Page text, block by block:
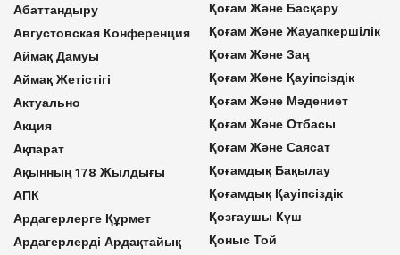
Абаттандыру
Августовская Конференция
Аймақ Дамуы
Аймақ Жетістігі
Актуально
Акция
Ақпарат
Ақынның 178 Жылдығы
АПК
Ардагерлерге Құрмет
Ардагерлерді Ардақтайық
Қоғам Және Басқару
Қоғам Және Жауапкершілік
Қоғам Және Заң
Қоғам Және Қауіпсіздік
Қоғам Және Мәдениет
Қоғам Және Отбасы
Қоғам Және Саясат
Қоғамдық Бақылау
Қоғамдық Қауіпсіздік
Қозғаушы Күш
Қоныс Той